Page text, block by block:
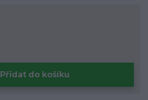
Přidat do košíku